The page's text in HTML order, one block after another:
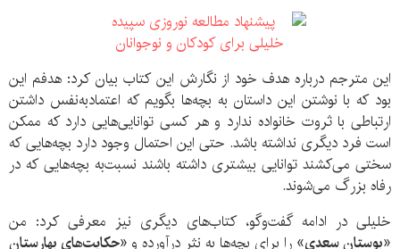
این مترجم درباره هدف خود از نگارش این کتاب بیان کرد: هدفم این
بود که با نوشتن این داستان به بچه‌ها بگویم که اعتمادبه‌نفس داشتن
ارتباطی با ثروت خانواده ندارد و هر کسی توانایی‌هایی دارد که ممکن
است فرد دیگری نداشته باشد. حتی این احتمال وجود دارد بچه‌هایی که
سختی می‌کشند توانایی بیشتری داشته باشند نسبت‌به بچه‌هایی که در
رفاه بزرگ می‌شوند.
خلیلی در ادامه گفت‌وگو، کتاب‌های دیگری نیز معرفی کرد: من
«بوستان سعدی» را برای بچه‌ها به نثر درآورده و «حکایت‌های بهارستان